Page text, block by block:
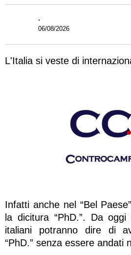
.
06/08/2026
L'Italia si veste di
Infatti anche nel “Bel
la dicitura “PhD.”. Da
italiani potranno dire di
“PhD.” senza essere andati